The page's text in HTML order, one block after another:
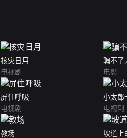
核灾日月
电视剧
骗不了
电影
屏住呼吸
电视剧
小太郎
电视剧
教场
坡道上